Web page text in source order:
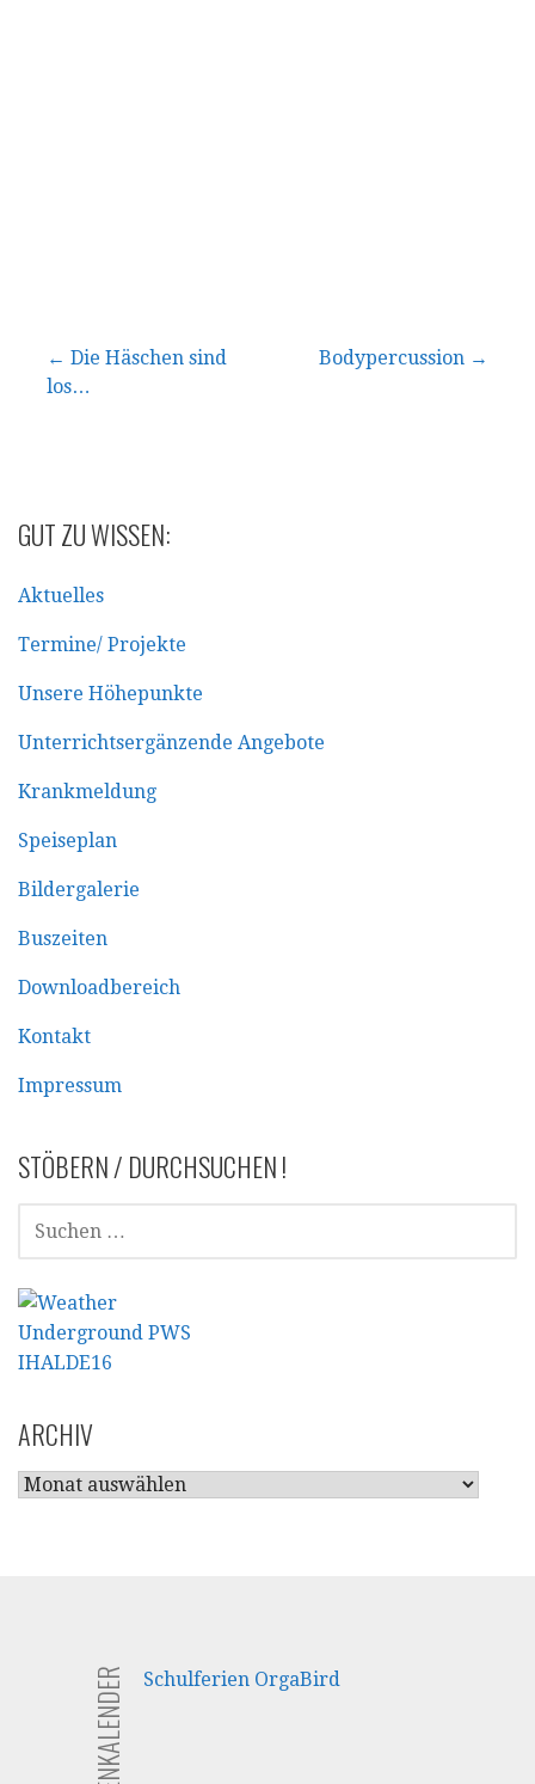
Beitragsnavigation
← Die Häschen sind
los…
Bodypercussion →
GUT ZU WISSEN:
Aktuelles
Termine/ Projekte
Unsere Höhepunkte
Unterrichtsergänzende Angebote
Krankmeldung
Speiseplan
Bildergalerie
Buszeiten
Downloadbereich
Kontakt
Impressum
STÖBERN / DURCHSUCHEN !
SUCHEN
NACH:
ARCHIV
ARCHIV
FERIENKALENDER Schulferien OrgaBird